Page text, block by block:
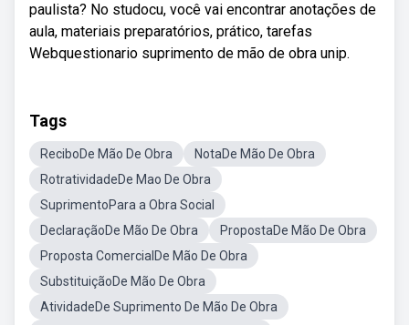
paulista? No studocu, você vai encontrar anotações de
aula, materiais preparatórios, prático, tarefas
Webquestionario suprimento de mão de obra unip.
Tags
ReciboDe Mão De Obra
NotaDe Mão De Obra
RotratividadeDe Mao De Obra
SuprimentoPara a Obra Social
DeclaraçãoDe Mão De Obra
PropostaDe Mão De Obra
Proposta ComercialDe Mão De Obra
SubstituiçãoDe Mão De Obra
AtividadeDe Suprimento De Mão De Obra